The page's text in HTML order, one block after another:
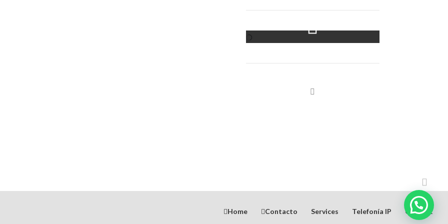
Instagram Feed
Home Contacto Services Telefonía IP Contact